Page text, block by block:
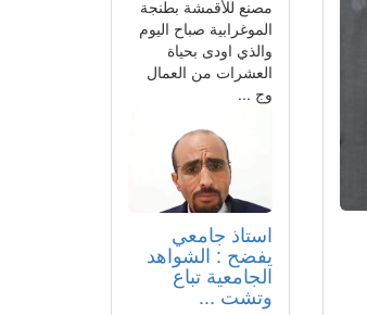
مصنع للأقمشة بطنجة
الموغرابية صباح اليوم
والذي اودى بحياة
العشرات من العمال
وج ...
استاذ جامعي
يفضح : الشواهد
الجامعية تباع
وتشت ...